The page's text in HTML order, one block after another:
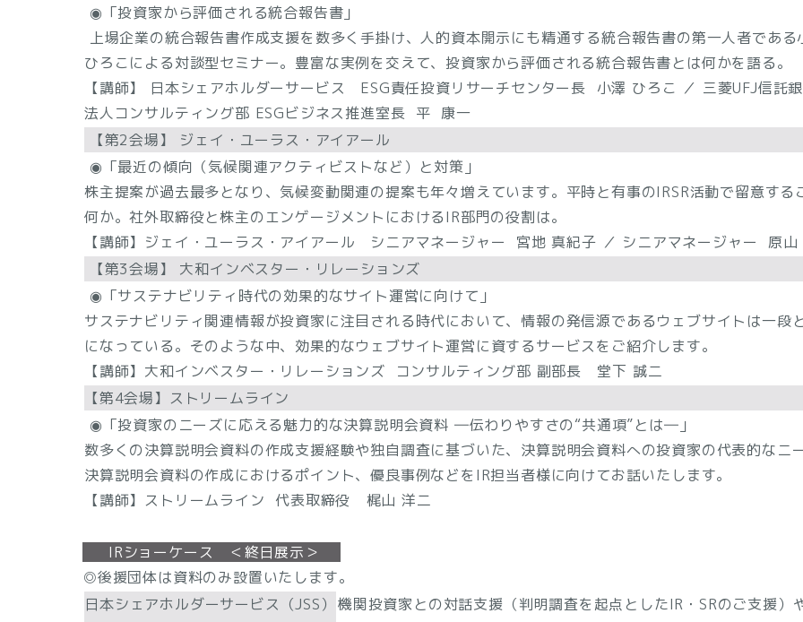
◉「投資家から評価される統合報告書」
上場企業の統合報告書作成支援を数多く手掛け、人的資本開示にも精通する統合報告書の第一人者である
ひろこによる対談型セミナー。豊富な実例を交えて、投資家から評価される統合報告書とは何かを語る。
【講師】 日本シェアホルダーサービス ESG責任投資リサーチセンター長 小澤 ひろこ ／ 三菱UFJ信託
法人コンサルティング部 ESGビジネス推進室長 平 康一
【第2会場】 ジェイ・ユーラス・アイアール
◉「最近の傾向（気候関連アクティビストなど）と対策」
株主提案が過去最多となり、気候変動関連の提案も年々増えています。平時と有事のIRSR活動で留意する
何か。社外取締役と株主のエンゲージメントにおけるIR部門の役割は。
【講師】ジェイ・ユーラス・アイアール シニアマネージャー 宮地 真紀子 ／ シニアマネージャー 原山
【第3会場】 大和インベスター・リレーションズ
◉「サステナビリティ時代の効果的なサイト運営に向けて」
サステナビリティ関連情報が投資家に注目される時代において、情報の発信源であるウェブサイトは一段
になっている。そのような中、効果的なウェブサイト運営に資するサービスをご紹介します。
【講師】大和インベスター・リレーションズ コンサルティング部 副部長 堂下 誠二
【第4会場】ストリームライン
◉「投資家のニーズに応える魅力的な決算説明会資料 ―伝わりやすさの“共通項”とは―」
数多くの決算説明会資料の作成支援経験や独自調査に基づいた、決算説明会資料への投資家の代表的なニ
決算説明会資料の作成におけるポイント、優良事例などをIR担当者様に向けてお話いたします。
【講師】ストリームライン 代表取締役 梶山 洋二
IRショーケース ＜終日展示＞
◎後援団体は資料のみ設置いたします。
日本シェアホルダーサービス（JSS） 機関投資家との対話支援（判明調査を起点としたIR・SRのご支援）